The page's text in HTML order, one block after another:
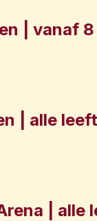
| vanaf
| alle
| alle